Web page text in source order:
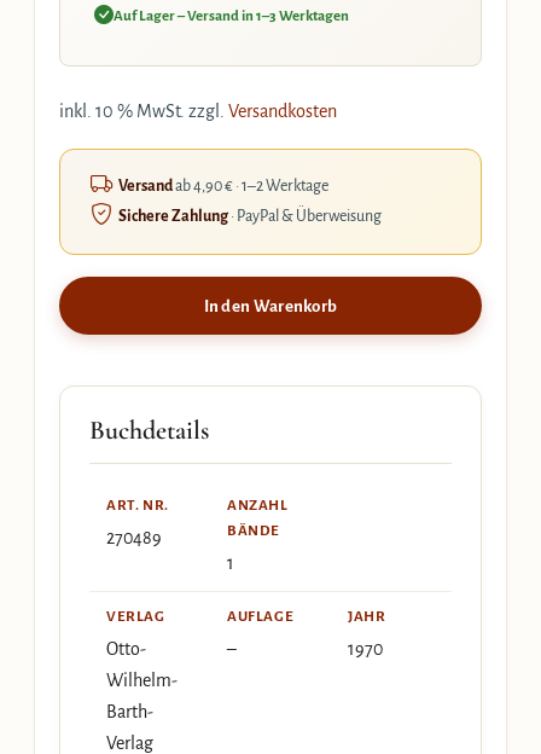
Auf Lager – Versand in 1–3 Werktagen
inkl. 10 % MwSt. zzgl. Versandkosten
Versandab 4,90 € · 1–2 Werktage
Sichere Zahlung· PayPal & Überweisung
In den Warenkorb
Buchdetails
ART. NR.
270489
ANZAHL
BÄNDE
1
VERLAG
Otto-
Wilhelm-
Barth-
Verlag
AUFLAGE
–
JAHR
1970